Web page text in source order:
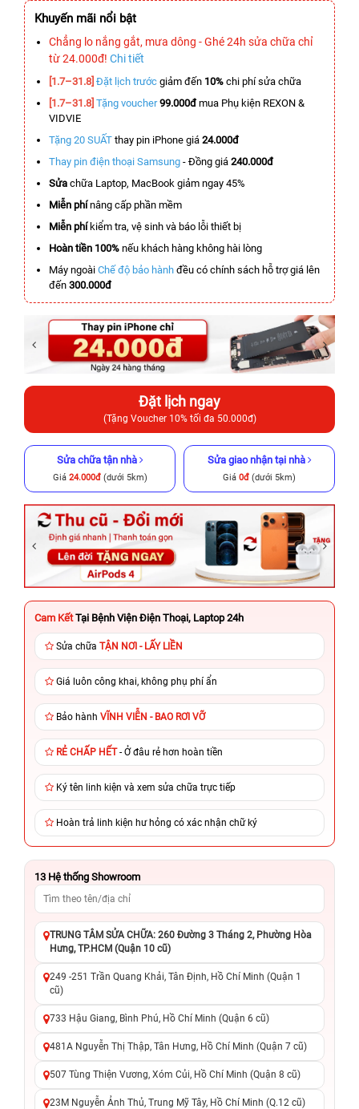
Khuyến mãi nổi bật
Chẳng lo nắng gắt, mưa dông - Ghé 24h sửa chữa chỉ
từ 24.000đ! Chi tiết
[1.7–31.8] Đặt lịch trước giảm đến 10% chi phí sửa chữa
[1.7–31.8] Tặng voucher 99.000đmua Phụ kiện REXON &
VIDVIE
Tặng 20 SUẤT thay pin iPhone giá 24.000đ
Thay pin điện thoại Samsung - Đồng giá 240.000đ
Sửa chữa Laptop, MacBook giảm ngay 45%
Miễn phínâng cấp phần mềm
Miễn phíkiểm tra, vệ sinh và báo lỗi thiết bị
Hoàn tiền 100% nếu khách hàng không hài lòng
Máy ngoài Chế độ bảo hành đều có chính sách hỗ trợ giá lên
đến 300.000đ
Đặt lịch ngay
(Tặng Voucher 10% tối đa 50.000đ)
Sửa chữa tận nhà
Giá 24.000đ(dưới 5km)
Sửa giao nhận tại nhà
Giá 0đ (dưới 5km)
Cam Kết Tại Bệnh Viện Điện Thoại, Laptop 24h
Sửa chữa TẬN NƠI - LẤY LIỀN
Giá luôn công khai, không phụ phí ẩn
Bảo hành VĨNH VIỄN - BAO RƠI VỠ
RẺ CHẤP HẾT- Ở đâu rẻ hơn hoàn tiền
Ký tên linh kiện và xem sửa chữa trực tiếp
Hoàn trả linh kiện hư hỏng có xác nhận chữ ký
13 Hệ thống Showroom
TRUNG TÂM SỬA CHỮA: 260 Đường 3 Tháng 2, Phường Hòa
Hưng, TP.HCM (Quận 10 cũ)
249 -251 Trần Quang Khải, Tân Định, Hồ Chí Minh (Quận 1
cũ)
733 Hậu Giang, Bình Phú, Hồ Chí Minh (Quận 6 cũ)
481A Nguyễn Thị Thập, Tân Hưng, Hồ Chí Minh (Quận 7 cũ)
507 Tùng Thiện Vương, Xóm Củi, Hồ Chí Minh (Quận 8 cũ)
23M Nguyễn Ảnh Thủ, Trung Mỹ Tây, Hồ Chí Minh (Q.12 cũ)